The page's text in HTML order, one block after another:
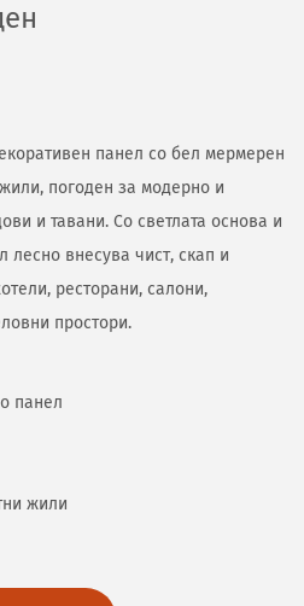
панел со бел мермерен
погоден за модерно и
и тавани. Со светлата основа и
лесно внесува чист, скап и
ресторани, салони,
простори.
панел
жили